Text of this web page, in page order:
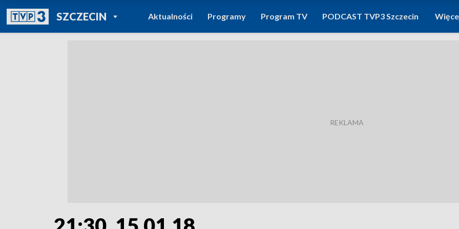
SZCZECINPOWRÓT DO
TVP REGIONY
Aktualności Programy Program TV PODCAST TVP3 Szczecin